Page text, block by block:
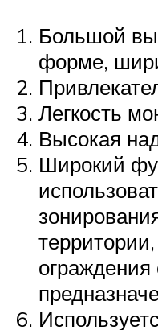
Большой
форме,
Легкость
Высокая
Широкий